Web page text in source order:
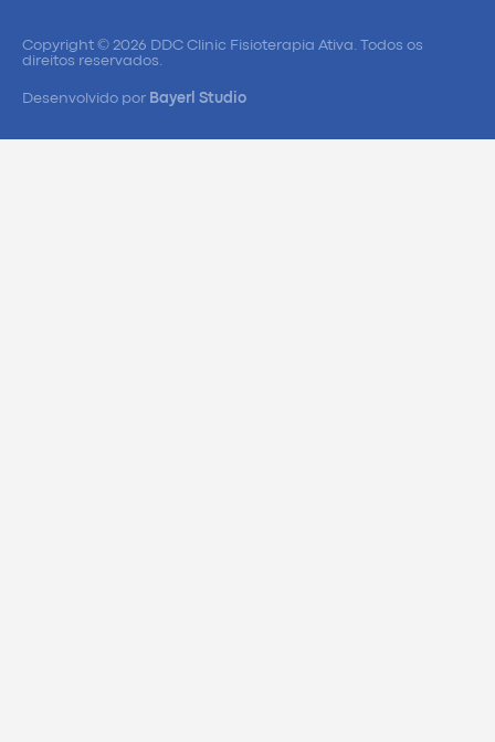
Copyright © 2026 DDC Clinic Fisioterapia Ativa. Todos os
direitos reservados.
Desenvolvido por Bayerl Studio